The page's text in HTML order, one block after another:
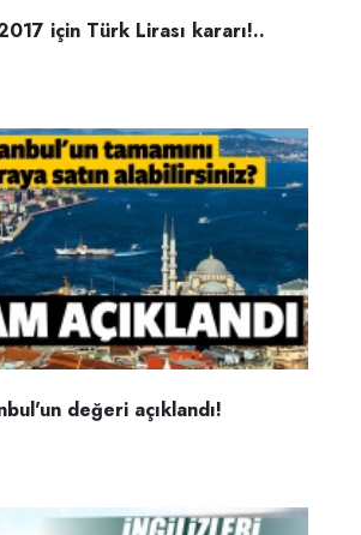
için Türk Lirası kararı!..
değeri açıklandı!